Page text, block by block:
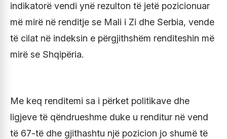
indikatorë vendi ynë rezulton të jetë pozicionuar
më mirë në renditje se Mali i Zi dhe Serbia, vende
të cilat në indeksin e përgjithshëm renditeshin më
mirë se Shqipëria.
Me keq renditemi sa i përket politikave dhe
ligjeve të qëndrueshme duke u renditur në vend
të 67-të dhe gjithashtu një pozicion jo shumë të